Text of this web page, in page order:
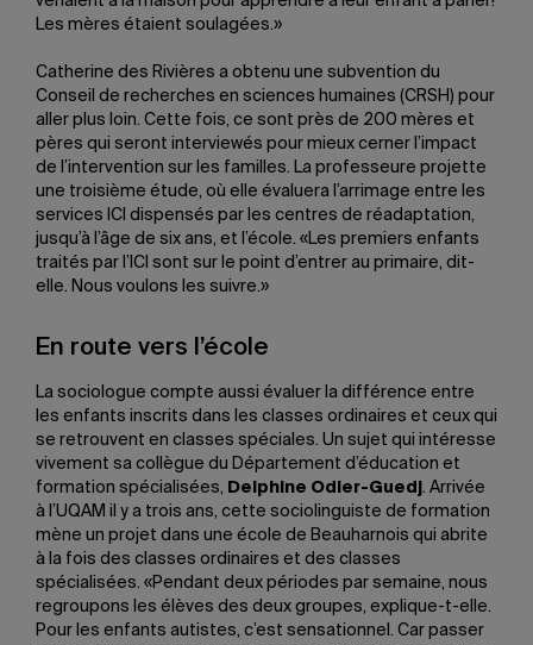
Les mères étaient soulagées.»
Catherine des Rivières a obtenu une subvention du
Conseil de recherches en sciences humaines (CRSH) pour
aller plus loin. Cette fois, ce sont près de 200 mères et
pères qui seront interviewés pour mieux cerner l’impact
de l’intervention sur les familles. La professeure projette
une troisième étude, où elle évaluera l’arrimage entre les
services ICI dispensés par les centres de réadaptation,
jusqu’à l’âge de six ans, et l’école. «Les premiers enfants
traités par l’ICI sont sur le point d’entrer au primaire, dit-
elle. Nous voulons les suivre.»
En route vers l’école
La sociologue compte aussi évaluer la différence entre
les enfants inscrits dans les classes ordinaires et ceux qui
se retrouvent en classes spéciales. Un sujet qui intéresse
vivement sa collègue du Département d’éducation et
formation spécialisées, Delphine Odier-Guedj . Arrivée
à l’UQAM il y a trois ans, cette sociolinguiste de formation
mène un projet dans une école de Beauharnois qui abrite
à la fois des classes ordinaires et des classes
spécialisées. «Pendant deux périodes par semaine, nous
regroupons les élèves des deux groupes, explique-t-elle.
Pour les enfants autistes, c’est sensationnel. Car passer